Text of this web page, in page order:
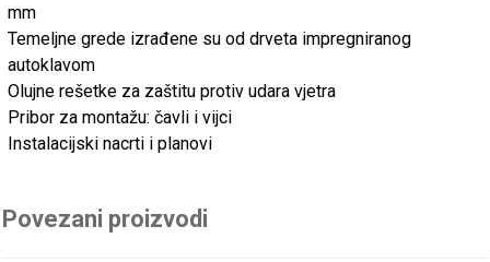
mm
Temeljne grede izrađene su od drveta impregniranog
autoklavom
Olujne rešetke za zaštitu protiv udara vjetra
Pribor za montažu: čavli i vijci
Instalacijski nacrti i planovi
Povezani proizvodi